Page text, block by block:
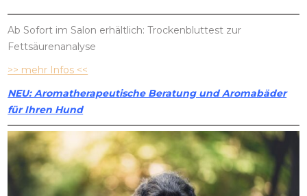
Ab Sofort im Salon erhältlich: Trockenbluttest zur
Fettsäurenanalyse
>> mehr Infos <<
NEU: Aromatherapeutische Beratung und Aromabäder
für Ihren Hund